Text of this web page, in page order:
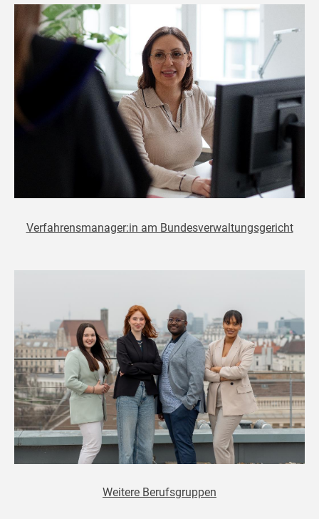
Verfahrensmanager:in am Bundesverwaltungsgericht
Weitere Berufsgruppen